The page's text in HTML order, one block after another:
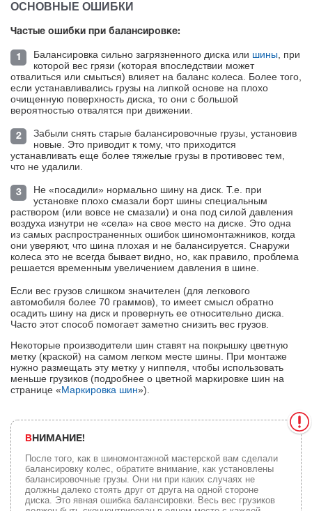
ОСНОВНЫЕ ОШИБКИ
Частые ошибки при балансировке:
Балансировка сильно загрязненного диска или шины , при
которой вес грязи (которая впоследствии может
отвалиться или смыться) влияет на баланс колеса. Более того,
если устанавливались грузы на липкой основе на плохо
очищенную поверхность диска, то они с большой
вероятностью отвалятся при движении.
Забыли снять старые балансировочные грузы, установив
новые. Это приводит к тому, что приходится
устанавливать еще более тяжелые грузы в противовес тем,
что не удалили.
Не «посадили» нормально шину на диск. Т.е. при
установке плохо смазали борт шины специальным
раствором (или вовсе не смазали) и она под силой давления
воздуха изнутри не «села» на свое место на диске. Это одна
из самых распространенных ошибок шиномонтажников, когда
они уверяют, что шина плохая и не балансируется. Снаружи
колеса это не всегда бывает видно, но, как правило, проблема
решается временным увеличением давления в шине.
Если вес грузов слишком значителен (для легкового
автомобиля более 70 граммов), то имеет смысл обратно
осадить шину на диск и провернуть ее относительно диска.
Часто этот способ помогает заметно снизить вес грузов.
Некоторые производители шин ставят на покрышку цветную
метку (краской) на самом легком месте шины. При монтаже
нужно размещать эту метку у ниппеля, чтобы использовать
меньше грузиков (подробнее о цветной маркировке шин на
странице «Маркировка шин»).
ВНИМАНИЕ!
После того, как в шиномонтажной мастерской вам сделали
балансировку колес, обратите внимание, как установлены
балансировочные грузы. Они ни при каких случаях не
должны далеко стоять друг от друга на одной стороне
диска. Это явная ошибка балансировки. Весь вес грузиков